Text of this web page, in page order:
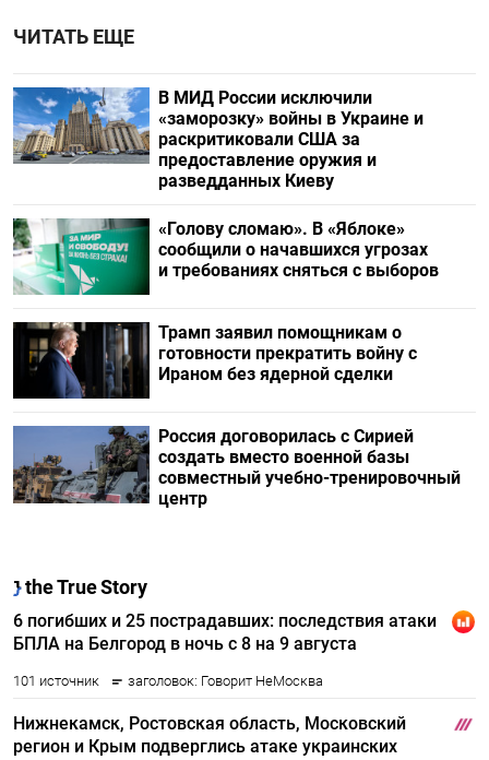
ЧИТАТЬ ЕЩЕ
В МИД России исключили
«заморозку» войны в Украине и
раскритиковали США за
предоставление оружия и
разведданных Киеву
«Голову сломаю». В «Яблоке»
сообщили о начавшихся угрозах
и требованиях сняться с выборов
Трамп заявил помощникам о
готовности прекратить войну с
Ираном без ядерной сделки
Россия договорилась с Сирией
создать вместо военной базы
совместный учебно-тренировочный
центр